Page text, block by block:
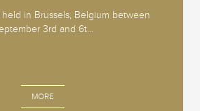
in Brussels, Belgium between
3rd and 6t...
MORE